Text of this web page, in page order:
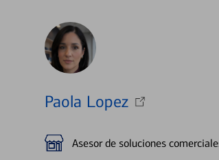
Paola Lopez
Asesor de soluciones